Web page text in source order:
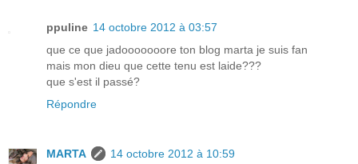
ppuline 14 octobre 2012 à 03:57
que ce que jadooooooore ton blog marta je suis fan
mais mon dieu que cette tenu est laide???
que s'est il passé?
Répondre
MARTA
14 octobre 2012 à 10:59